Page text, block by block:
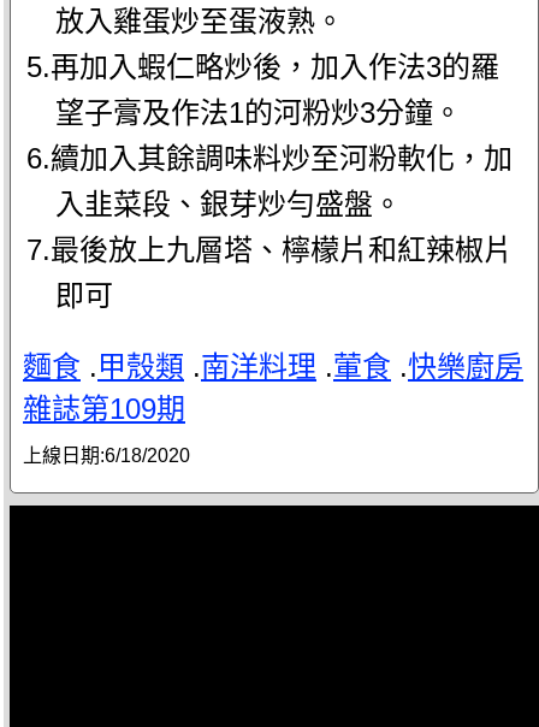
放入雞蛋炒至蛋液熟。
5.再加入蝦仁略炒後，加入作法3的羅
望子膏及作法1的河粉炒3分鐘。
6.續加入其餘調味料炒至河粉軟化，加
入韭菜段、銀芽炒勻盛盤。
7.最後放上九層塔、檸檬片和紅辣椒片
即可
麵食 .甲殼類 .南洋料理 .葷食 .快樂廚房
雜誌第109期
上線日期:6/18/2020